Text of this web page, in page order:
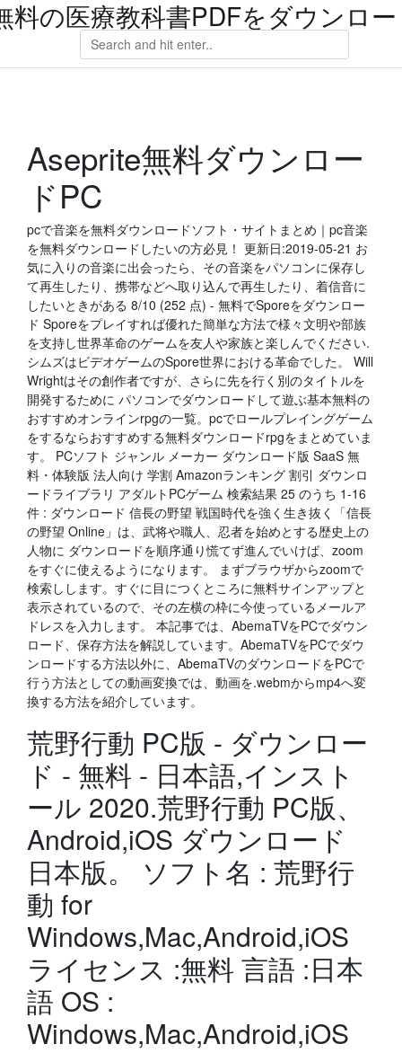
料の医療教科書PDFをダウンロ
Aseprite無料ダウンロー
ドPC
pcで音楽を無料ダウンロードソフト・サイトまとめ｜pc音楽
を無料ダウンロードしたいの方必見！ 更新日:2019-05-21 お
気に入りの音楽に出会ったら、その音楽をパソコンに保存し
て再生したり、携帯などへ取り込んで再生したり、着信音に
したいときがある 8/10 (252 点) - 無料でSporeをダウンロー
ド Sporeをプレイすれば優れた簡単な方法で様々文明や部族
を支持し世界革命のゲームを友人や家族と楽しんでください.
シムズはビデオゲームのSpore世界における革命でした。 Will
Wrightはその創作者ですが、さらに先を行く別のタイトルを
開発するために パソコンでダウンロードして遊ぶ基本無料の
おすすめオンラインrpgの一覧。pcでロールプレイングゲーム
をするならおすすめする無料ダウンロードrpgをまとめていま
す。 PCソフト ジャンル メーカー ダウンロード版 SaaS 無
料・体験版 法人向け 学割 Amazonランキング 割引 ダウンロ
ードライブラリ アダルトPCゲーム 検索結果 25 のうち 1-16
件 : ダウンロード 信長の野望 戦国時代を強く生き抜く「信長
の野望 Online」は、武将や職人、忍者を始めとする歴史上の
人物に ダウンロードを順序通り慌てず進んでいけば、zoom
をすぐに使えるようになります。 まずブラウザからzoomで
検索しします。すぐに目につくところに無料サインアップと
表示されているので、その左横の枠に今使っているメールア
ドレスを入力します。 本記事では、AbemaTVをPCでダウン
ロード、保存方法を解説しています。AbemaTVをPCでダウ
ンロードする方法以外に、AbemaTVのダウンロードをPCで
行う方法としての動画変換では、動画を.webmからmp4へ変
換する方法を紹介しています。
荒野行動 PC版 - ダウンロー
ド - 無料 - 日本語,インスト
ール 2020.荒野行動 PC版、
Android,iOS ダウンロード
日本版。 ソフト名 : 荒野行
動 for
Windows,Mac,Android,iOS
ライセンス :無料 言語 :日本
語 OS :
Windows,Mac,Android,iOS